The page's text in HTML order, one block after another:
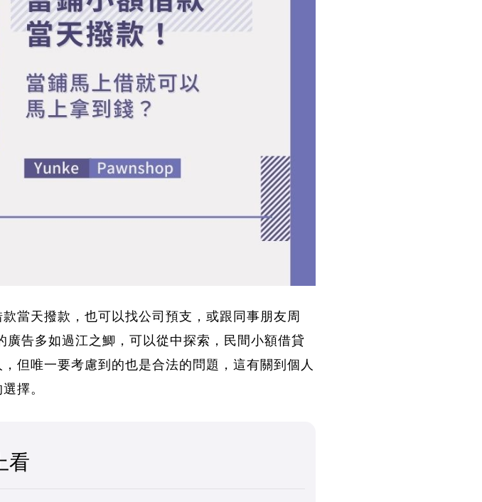
當天撥款 ，也可以找公司預支，或跟同事朋友周
廣告多如過江之鯽，可以從中探索，民間小額借貸
但唯一要考慮到的也是合法的問題，這有關到個人
擇。
看